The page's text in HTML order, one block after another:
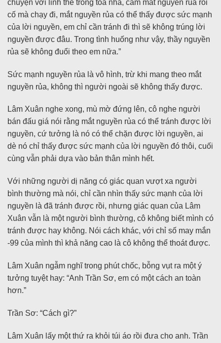
chuyện với linh thể trong toà nhà, cầm mắt nguyền rủa rồi
cố mà chạy đi, mắt nguyền rủa có thể thấy được sức mạnh
của lời nguyền, em chỉ cần tránh đi thì sẽ không trúng lời
nguyền được đâu. Trong tình huống như vậy, thầy nguyền
rủa sẽ không đuổi theo em nữa.”
Sức mạnh nguyền rủa là vô hình, trừ khi mang theo mắt
nguyền rủa, không thì người ngoài sẽ không thấy được.
Lâm Xuân nghe xong, mù mờ đứng lên, cô nghe người
bán đấu giá nói rằng mắt nguyền rủa có thể tránh được lời
nguyền, cứ tưởng là nó có thể chặn được lời nguyền, ai
dè nó chỉ thấy được sức mạnh của lời nguyền đó thôi, cuối
cùng vẫn phải dựa vào bản thân mình hết.
Với những người dị năng có giác quan vượt xa người
bình thường mà nói, chỉ cần nhìn thấy sức mạnh của lời
nguyền là đã tránh được rồi, nhưng giác quan của Lâm
Xuân vẫn là một người bình thường, cô không biết mình có
tránh được hay không. Nói cách khác, với chỉ số may mắn
-99 của mình thì khả năng cao là cô không thể thoát được.
Lâm Xuân ngẫm nghĩ trong phút chốc, bỗng vụt ra một ý
tưởng tuyệt hay: “Anh Trần Sơ, em có một cách an toàn
hơn.”
Trần Sơ: “Cách gì?”
Lâm Xuân lấy một thứ ra khỏi túi áo rồi đưa cho anh. Trần